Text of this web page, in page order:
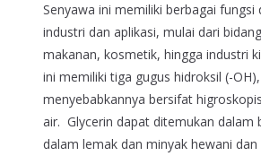
Senyawa ini memiliki berbagai fungsi
industri dan aplikasi, mulai dari
makanan, kosmetik, hingga industri
ini memiliki tiga gugus hidroksil (-
menyebabkannya bersifat
air. Glycerin dapat ditemukan dalam
dalam lemak dan minyak hewani